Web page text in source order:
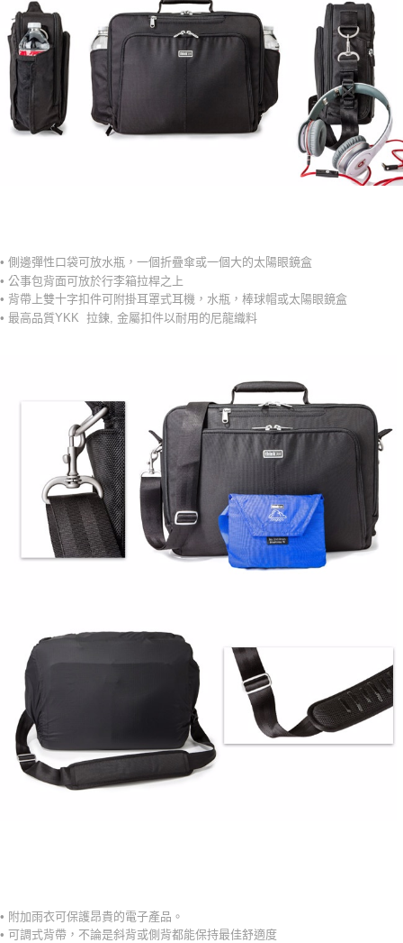
• 側邊彈性口袋可放水瓶，一個折疊傘或一個大的太陽眼鏡盒
• 公事包背面可放於行李箱拉桿之上
• 背帶上雙十字扣件可附掛耳罩式耳機，水瓶，棒球帽或太陽眼鏡盒
• 最高品質YKK 拉鍊, 金屬扣件以耐用的尼龍織料
• 附加雨衣可保護昂貴的電子產品。
• 可調式背帶，不論是斜背或側背都能保持最佳舒適度